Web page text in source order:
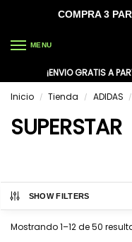
COMPRA 3
MENU
¡ENVIO GRATIS A
Inicio
/ Tienda / ADIDAS /
SUPERSTAR
SHOW FILTERS
Mostrando 1–12 de 50